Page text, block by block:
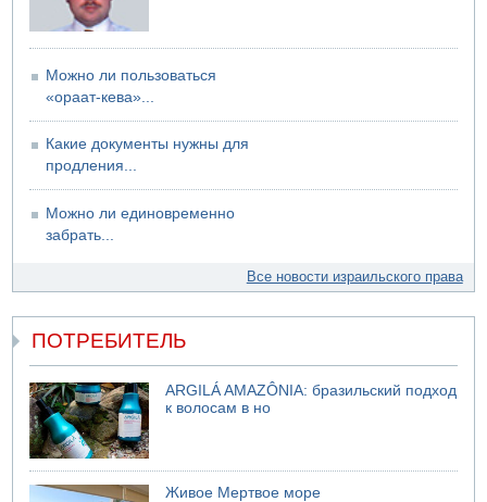
Можно ли пользоваться
«ораат-кева»...
Какие документы нужны для
продления...
Можно ли единовременно
забрать...
Все новости израильского права
ПОТРЕБИТЕЛЬ
ARGILÁ AMAZÔNIA: бразильский подход
к волосам в но
Живое Мертвое море